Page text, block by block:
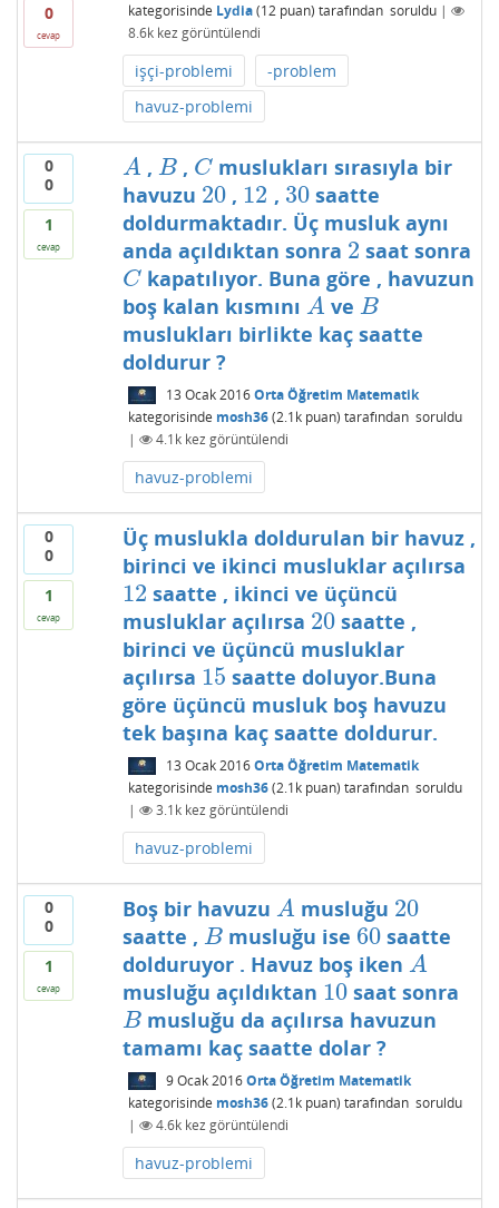
0
cevap
kategorisinde Lydia (12puan) tarafından soruldu |
8.6kkez görüntülendi
işçi-problemi
-problem
havuz-problemi
0
0
1
cevap
A
A , B
B , C
C muslukları sırasıyla bir
havuzu 20
20 , 12
12 , 30
30 saatte
doldurmaktadır. Üç musluk aynı
anda açıldıktan sonra 2
2 saat sonra
C
C kapatılıyor. Buna göre , havuzun
boş kalan kısmını A
A ve B
B
muslukları birlikte kaç saatte
doldurur ?
13 Ocak 2016 Orta Öğretim Matematik
kategorisinde mosh36 (2.1kpuan) tarafından soruldu
|
4.1kkez görüntülendi
havuz-problemi
0
0
1
cevap
Üç muslukla doldurulan bir havuz ,
birinci ve ikinci musluklar açılırsa
12
12 saatte , ikinci ve üçüncü
musluklar açılırsa 20
20 saatte ,
birinci ve üçüncü musluklar
açılırsa 15
15 saatte doluyor.Buna
göre üçüncü musluk boş havuzu
tek başına kaç saatte doldurur.
13 Ocak 2016 Orta Öğretim Matematik
kategorisinde mosh36 (2.1kpuan) tarafından soruldu
|
3.1kkez görüntülendi
havuz-problemi
0
0
1
cevap
Boş bir havuzu A
A musluğu 20
20
saatte , B
B musluğu ise 60
60 saatte
dolduruyor . Havuz boş iken A
A
musluğu açıldıktan 10
10 saat sonra
B
B musluğu da açılırsa havuzun
tamamı kaç saatte dolar ?
9 Ocak 2016 Orta Öğretim Matematik
kategorisinde mosh36 (2.1kpuan) tarafından soruldu
|
4.6kkez görüntülendi
havuz-problemi